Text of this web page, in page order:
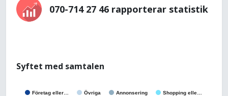
070-714 27 46 rapporterar statistik
Syftet med samtalen
Företag eller… Övriga Annonsering
Shopping elle…